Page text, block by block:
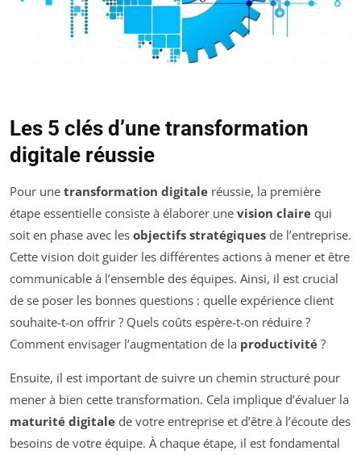
Les 5 clés d’une transformation
digitale réussie
Pour une transformation digitale réussie, la première
étape essentielle consiste à élaborer une vision claire qui
soit en phase avec les objectifs stratégiques de l’entreprise.
Cette vision doit guider les différentes actions à mener et être
communicable à l’ensemble des équipes. Ainsi, il est crucial
de se poser les bonnes questions : quelle expérience client
souhaite-t-on offrir ? Quels coûts espère-t-on réduire ?
Comment envisager l’augmentation de la productivité ?
Ensuite, il est important de suivre un chemin structuré pour
mener à bien cette transformation. Cela implique d’évaluer la
maturité digitale de votre entreprise et d’être à l’écoute des
besoins de votre équipe. À chaque étape, il est fondamental